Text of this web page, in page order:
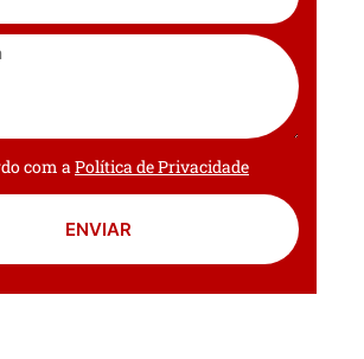
com a Política de Privacidade
ENVIAR